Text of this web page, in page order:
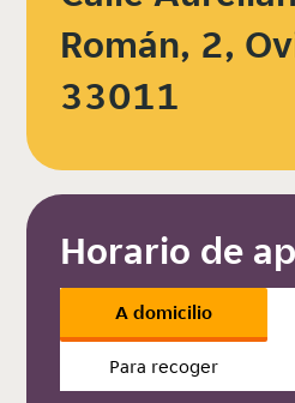
Román, 2,
33011
Horario de
A domicilio
Para recoger